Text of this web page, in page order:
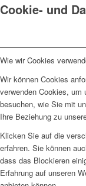
Cookie- und
Wie wir Cookies
Wir können Cookies
verwenden Cookies,
besuchen, wie Sie mit
Ihre Beziehung zu
Klicken Sie auf die
erfahren. Sie können
dass das Blockieren
Erfahrung auf unseren